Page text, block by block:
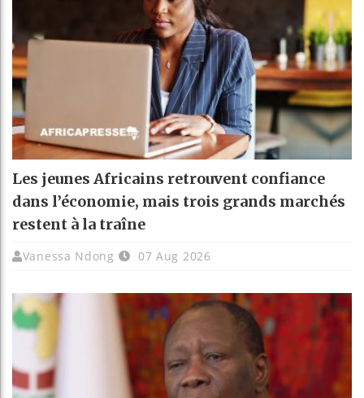
Les jeunes Africains retrouvent confiance
dans l’économie, mais trois grands marchés
restent à la traîne
Vanessa Ndong 07 Aug 2026